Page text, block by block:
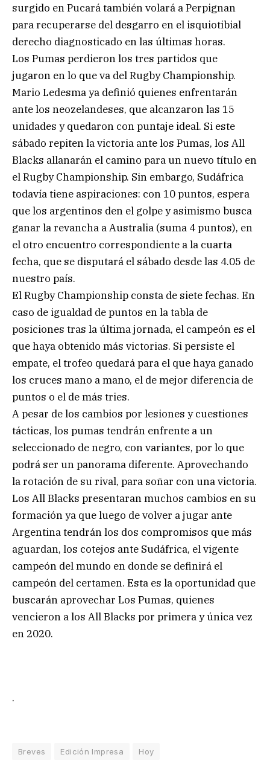
surgido en Pucará también volará a Perpignan
para recuperarse del desgarro en el isquiotibial
derecho diagnosticado en las últimas horas.
Los Pumas perdieron los tres partidos que
jugaron en lo que va del Rugby Championship.
Mario Ledesma ya definió quienes enfrentarán
ante los neozelandeses, que alcanzaron las 15
unidades y quedaron con puntaje ideal. Si este
sábado repiten la victoria ante los Pumas, los All
Blacks allanarán el camino para un nuevo título en
el Rugby Championship. Sin embargo, Sudáfrica
todavía tiene aspiraciones: con 10 puntos, espera
que los argentinos den el golpe y asimismo busca
ganar la revancha a Australia (suma 4 puntos), en
el otro encuentro correspondiente a la cuarta
fecha, que se disputará el sábado desde las 4.05 de
nuestro país.
El Rugby Championship consta de siete fechas. En
caso de igualdad de puntos en la tabla de
posiciones tras la última jornada, el campeón es el
que haya obtenido más victorias. Si persiste el
empate, el trofeo quedará para el que haya ganado
los cruces mano a mano, el de mejor diferencia de
puntos o el de más tries.
A pesar de los cambios por lesiones y cuestiones
tácticas, los pumas tendrán enfrente a un
seleccionado de negro, con variantes, por lo que
podrá ser un panorama diferente. Aprovechando
la rotación de su rival, para soñar con una victoria.
Los All Blacks presentaran muchos cambios en su
formación ya que luego de volver a jugar ante
Argentina tendrán los dos compromisos que más
aguardan, los cotejos ante Sudáfrica, el vigente
campeón del mundo en donde se definirá el
campeón del certamen. Esta es la oportunidad que
buscarán aprovechar Los Pumas, quienes
vencieron a los All Blacks por primera y única vez
en 2020.
.
Breves Edición Impresa Hoy